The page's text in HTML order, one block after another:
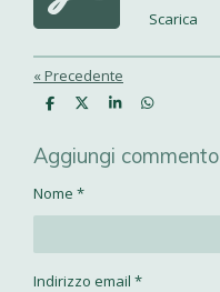
Scarica
«Precedente
C
d
i
i
C
d
i
i
C
d
i
C
d
i
Aggiungi commento
Nome *
Indirizzo email *